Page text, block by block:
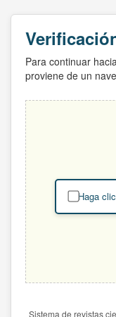
Para continuar
proviene de un
Haga
Sistema de revistas